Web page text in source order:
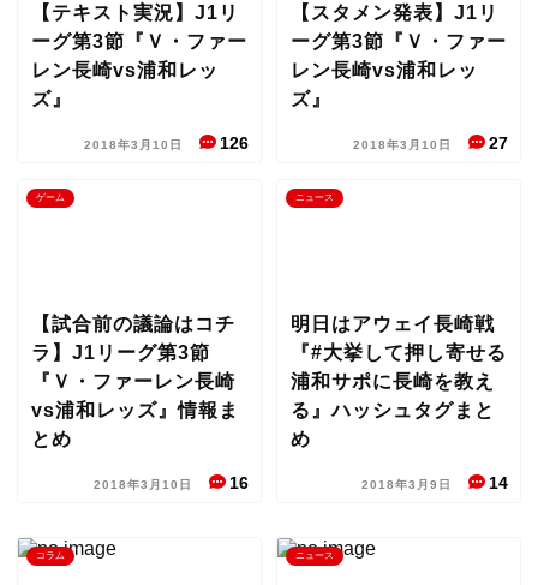
【テキスト実況】J1リ
ーグ第3節『Ｖ・ファー
レン長崎vs浦和レッ
ズ』
2018年3月10日 126
【スタメン発表】J1リ
ーグ第3節『Ｖ・ファー
レン長崎vs浦和レッ
ズ』
2018年3月10日 27
ゲーム
【試合前の議論はコチ
ラ】J1リーグ第3節
『Ｖ・ファーレン長崎
vs浦和レッズ』情報ま
とめ
2018年3月10日 16
ニュース
明日はアウェイ長崎戦
『#大挙して押し寄せる
浦和サポに長崎を教え
る』ハッシュタグまと
め
2018年3月9日 14
コラム ニュース